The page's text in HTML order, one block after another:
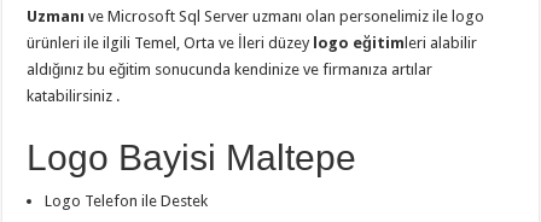
Uzmanı ve Microsoft Sql Server uzmanı olan personelimiz ile logo
ürünleri ile ilgili Temel, Orta ve İleri düzey logo eğitim leri alabilir
aldığınız bu eğitim sonucunda kendinize ve firmanıza artılar
katabilirsiniz .
Logo Bayisi Maltepe
Logo Telefon ile Destek